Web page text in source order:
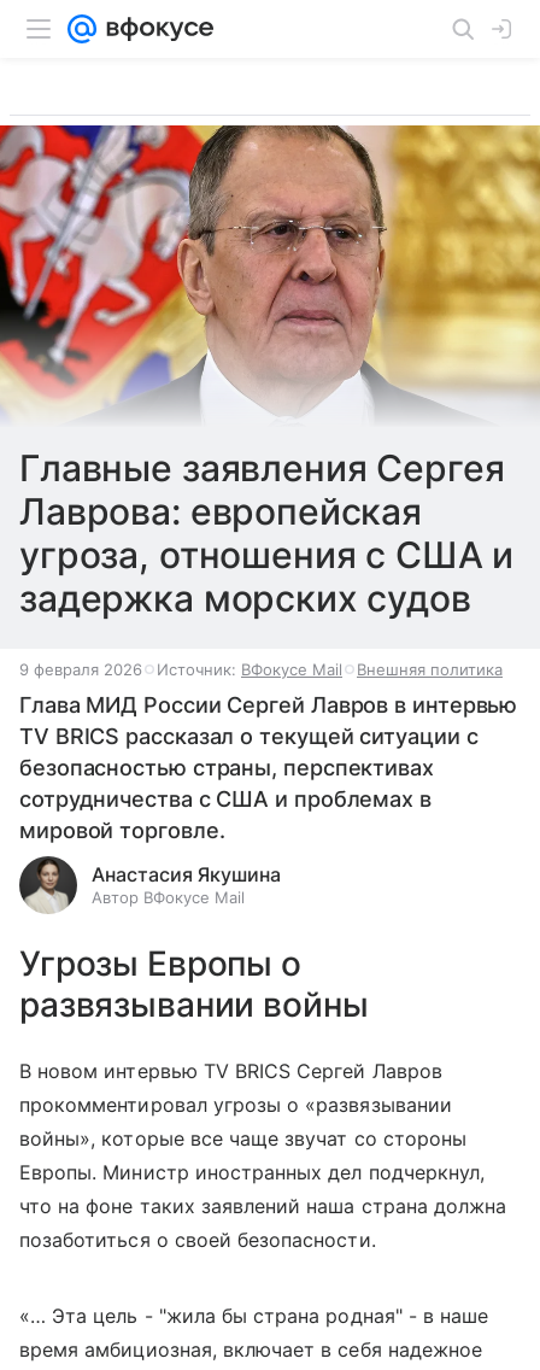
Главные заявления Сергея
Лаврова: европейская
угроза, отношения с США и
задержка морских судов
9 февраля 2026 Источник: ВФокусе Mail Внешняя политика
Глава МИД России Сергей Лавров в интервью
TV BRICS рассказал о текущей ситуации с
безопасностью страны, перспективах
сотрудничества с США и проблемах в
мировой торговле.
Анастасия Якушина
Автор ВФокусе Mail
Угрозы Европы о
развязывании войны
В новом интервью TV BRICS Сергей Лавров
прокомментировал угрозы о «развязывании
войны», которые все чаще звучат со стороны
Европы. Министр иностранных дел подчеркнул,
что на фоне таких заявлений наша страна должна
позаботиться о своей безопасности.
«… Эта цель - "жила бы страна родная" - в наше
время амбициозная, включает в себя надежное